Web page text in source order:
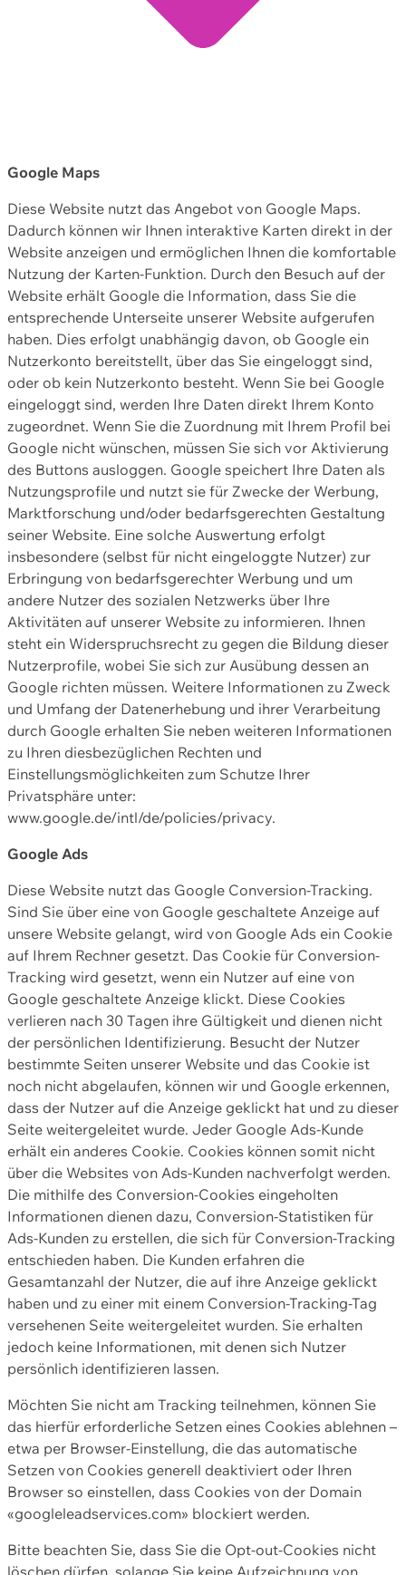
Google Maps
Diese Website nutzt das Angebot von Google Maps.
Dadurch können wir Ihnen interaktive Karten direkt in der
Website anzeigen und ermöglichen Ihnen die komfortable
Nutzung der Karten-Funktion. Durch den Besuch auf der
Website erhält Google die Information, dass Sie die
entsprechende Unterseite unserer Website aufgerufen
haben. Dies erfolgt unabhängig davon, ob Google ein
Nutzerkonto bereitstellt, über das Sie eingeloggt sind,
oder ob kein Nutzerkonto besteht. Wenn Sie bei Google
eingeloggt sind, werden Ihre Daten direkt Ihrem Konto
zugeordnet. Wenn Sie die Zuordnung mit Ihrem Profil bei
Google nicht wünschen, müssen Sie sich vor Aktivierung
des Buttons ausloggen. Google speichert Ihre Daten als
Nutzungsprofile und nutzt sie für Zwecke der Werbung,
Marktforschung und/oder bedarfsgerechten Gestaltung
seiner Website. Eine solche Auswertung erfolgt
insbesondere (selbst für nicht eingeloggte Nutzer) zur
Erbringung von bedarfsgerechter Werbung und um
andere Nutzer des sozialen Netzwerks über Ihre
Aktivitäten auf unserer Website zu informieren. Ihnen
steht ein Widerspruchsrecht zu gegen die Bildung dieser
Nutzerprofile, wobei Sie sich zur Ausübung dessen an
Google richten müssen. Weitere Informationen zu Zweck
und Umfang der Datenerhebung und ihrer Verarbeitung
durch Google erhalten Sie neben weiteren Informationen
zu Ihren diesbezüglichen Rechten und
Einstellungsmöglichkeiten zum Schutze Ihrer
Privatsphäre unter:
www.google.de/intl/de/policies/privacy.
Google Ads
Diese Website nutzt das Google Conversion-Tracking.
Sind Sie über eine von Google geschaltete Anzeige auf
unsere Website gelangt, wird von Google Ads ein Cookie
auf Ihrem Rechner gesetzt. Das Cookie für Conversion-
Tracking wird gesetzt, wenn ein Nutzer auf eine von
Google geschaltete Anzeige klickt. Diese Cookies
verlieren nach 30 Tagen ihre Gültigkeit und dienen nicht
der persönlichen Identifizierung. Besucht der Nutzer
bestimmte Seiten unserer Website und das Cookie ist
noch nicht abgelaufen, können wir und Google erkennen,
dass der Nutzer auf die Anzeige geklickt hat und zu dieser
Seite weitergeleitet wurde. Jeder Google Ads-Kunde
erhält ein anderes Cookie. Cookies können somit nicht
über die Websites von Ads-Kunden nachverfolgt werden.
Die mithilfe des Conversion-Cookies eingeholten
Informationen dienen dazu, Conversion-Statistiken für
Ads-Kunden zu erstellen, die sich für Conversion-Tracking
entschieden haben. Die Kunden erfahren die
Gesamtanzahl der Nutzer, die auf ihre Anzeige geklickt
haben und zu einer mit einem Conversion-Tracking-Tag
versehenen Seite weitergeleitet wurden. Sie erhalten
jedoch keine Informationen, mit denen sich Nutzer
persönlich identifizieren lassen.
Möchten Sie nicht am Tracking teilnehmen, können Sie
das hierfür erforderliche Setzen eines Cookies ablehnen –
etwa per Browser-Einstellung, die das automatische
Setzen von Cookies generell deaktiviert oder Ihren
Browser so einstellen, dass Cookies von der Domain
«googleleadservices.com» blockiert werden.
Bitte beachten Sie, dass Sie die Opt-out-Cookies nicht